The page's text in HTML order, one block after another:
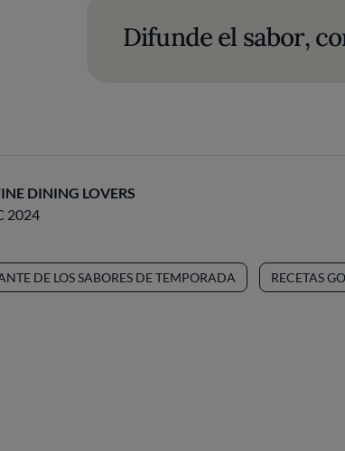
Difunde el sabor,
DINING LOVERS
2024
DE LOS SABORES DE TEMPORADA RECETAS